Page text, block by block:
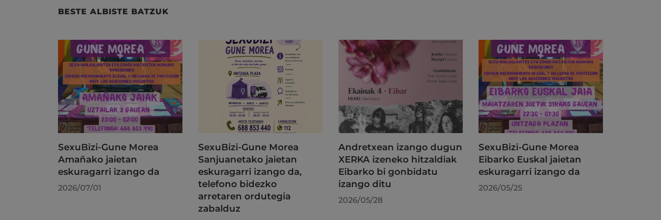
BESTE ALBISTE BATZUK
SexuBizi-Gune Morea
Amañako jaietan
eskuragarri izango da
2026/07/01
SexuBizi-Gune Morea
Sanjuanetako jaietan
eskuragarri izango da,
telefono bidezko
arretaren ordutegia
zabalduz
Andretxean izango dugun
XERKA izeneko hitzaldiak
Eibarko bi gonbidatu
izango ditu
2026/05/28
SexuBizi-Gune Morea
Eibarko Euskal jaietan
eskuragarri izango da
2026/05/25